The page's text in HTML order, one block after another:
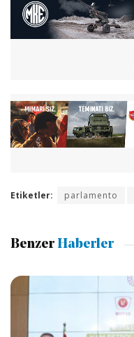
Etiketler: parlamento
Benzer Haberler